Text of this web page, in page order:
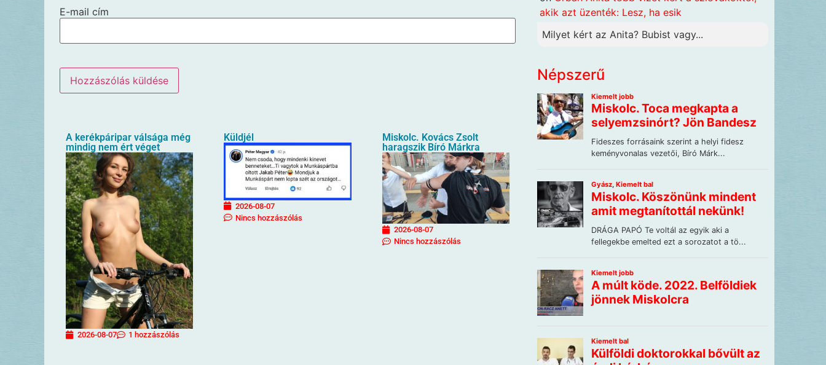
E-mail cím
A kerékpáripar válsága még
mindig nem ért véget
2026-08-07 1 hozzászólás
Küldjél
2026-08-07
Nincs hozzászólás
Miskolc. Kovács Zsolt
haragszik Bíró Márkra
2026-08-07
Nincs hozzászólás
akik azt üzenték: Lesz, ha esik
Milyet kért az Anita? Bubist vagy...
Népszerű